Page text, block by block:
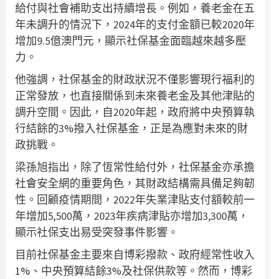
給付與社會補助支出持續增長。例如，養老金在五
年未調升的情況下，2024年的支付金額已較2020年
增加9.5億澳門元，顯示社保基金面臨越來越多壓
力。
他強調，社保基金的財政狀況不僅影響現行福利的
正常發放，也直接關係到未來養老金及其他津貼的
調升空間。因此，自2020年起，政府將中央預算執
行結餘的3%撥入社保基金，正是為應對未來的財
政挑戰。
梁孫旭指出，除了恆常性給付外，社保基金亦承擔
社會安全網的重要角色，其財政結構需具備足夠韌
性。回顧疫情期間，2022年失業津貼支付額較前一
年增加5,500萬，2023年疾病津貼亦增加3,300萬，
顯示社保支出易受突發事件影響。
目前社保基金主要來自博彩撥款、政府經常性收入
1%、中央預算結餘3%及社保供款等。然而，博彩